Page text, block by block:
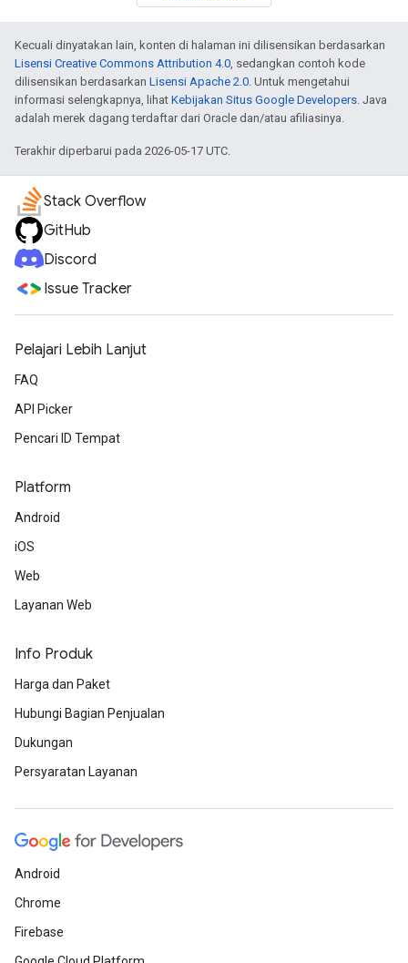
Kecuali dinyatakan lain, konten di halaman ini dilisensikan berdasarkan
Lisensi Creative Commons Attribution 4.0, sedangkan contoh kode
dilisensikan berdasarkan Lisensi Apache 2.0. Untuk mengetahui
informasi selengkapnya, lihat Kebijakan Situs Google Developers. Java
adalah merek dagang terdaftar dari Oracle dan/atau afiliasinya.
Terakhir diperbarui pada 2026-05-17 UTC.
Stack Overflow
GitHub
Discord
Issue Tracker
Pelajari Lebih Lanjut
FAQ
API Picker
Pencari ID Tempat
Platform
Android
iOS
Web
Layanan Web
Info Produk
Harga dan Paket
Hubungi Bagian Penjualan
Dukungan
Persyaratan Layanan
Android
Chrome
Firebase